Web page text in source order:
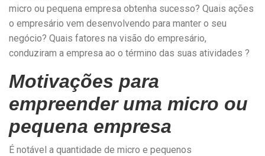
micro ou pequena empresa obtenha sucesso? Quais ações
o empresário vem desenvolvendo para manter o seu
negócio? Quais fatores na visão do empresário,
conduziram a empresa ao o término das suas atividades ?
Motivações para
empreender uma micro ou
pequena empresa
É notável a quantidade de micro e pequenos